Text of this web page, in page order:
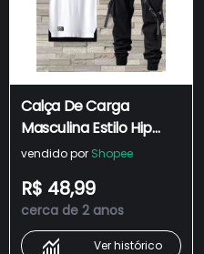
Calça De Carga
Masculina Estilo Hip
Hop Joggers +
Com Camiseta Casual
Manga Curta
vendido por Shopee
R$ 48,99
cerca de 2 anos
Ver histórico